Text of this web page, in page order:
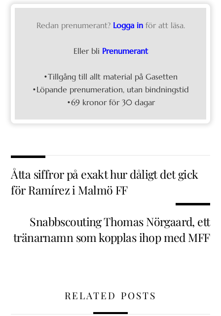
Redan prenumerant? Logga in för att läsa.
Eller bli Prenumerant
•Tillgång till allt material på Gasetten
•Löpande prenumeration, utan bindningstid
•69 kronor för 30 dagar
Åtta siffror på exakt hur dåligt det gick
för Ramírez i Malmö FF
Snabbscouting Thomas Nörgaard, ett
tränarnamn som kopplas ihop med MFF
RELATED POSTS